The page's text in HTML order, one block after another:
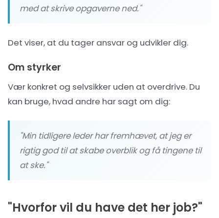
med at skrive opgaverne ned."
Det viser, at du tager ansvar og udvikler dig.
Om styrker
Vær konkret og selvsikker uden at overdrive. Du
kan bruge, hvad andre har sagt om dig:
"Min tidligere leder har fremhævet, at jeg er
rigtig god til at skabe overblik og få tingene til
at ske."
"Hvorfor vil du have det her job?"